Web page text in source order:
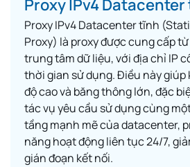
Proxy IPv4
Proxy IPv4 Datacenter tĩnh
Proxy) là proxy được cung cấp
trung tâm dữ liệu, với địa chỉ IP
thời gian sử dụng. Điều này giúp
độ cao và băng thông lớn, đặc
tác vụ yêu cầu sử dụng cùng
tầng mạnh mẽ của datacenter,
năng hoạt động liên tục 24/7,
gián đoạn kết nối.